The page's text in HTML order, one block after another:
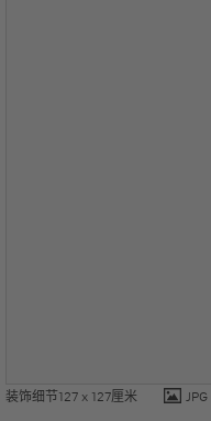
装饰细节127 x 127厘米 JPG